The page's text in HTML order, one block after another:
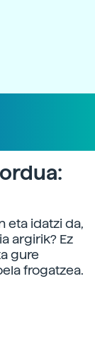
eta idatzi da,
argirik? Ez
gure
frogatzea.